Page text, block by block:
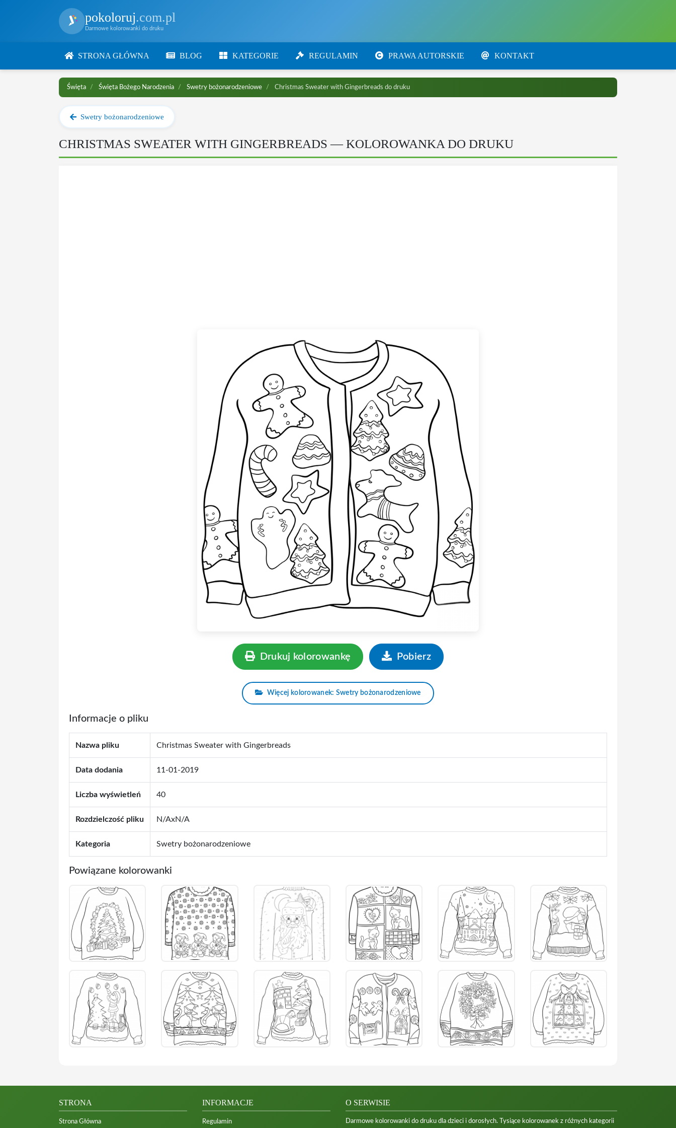
pokoloruj.com.pl
Darmowe kolorowanki do druku
STRONA GŁÓWNA BLOG KATEGORIE REGULAMIN PRAWA AUTORSKIE KONTAKT
Święta Święta Bożego Narodzenia Swetry bożonarodzeniowe Christmas Sweater with Gingerbreads do druku
Swetry bożonarodzeniowe
CHRISTMAS SWEATER WITH GINGERBREADS — KOLOROWANKA DO DRUKU
Drukuj kolorowankę Pobierz
Więcej kolorowanek: Swetry bożonarodzeniowe
Informacje o pliku
Nazwa pliku Christmas Sweater with Gingerbreads
Data dodania 11-01-2019
Liczba wyświetleń 40
Rozdzielczość pliku N/AxN/A
Kategoria Swetry bożonarodzeniowe
Powiązane kolorowanki
STRONA
Strona Główna
INFORMACJE
Regulamin
O SERWISIE
Darmowe kolorowanki do druku dla dzieci i dorosłych. Tysiące kolorowanek z różnych kategorii